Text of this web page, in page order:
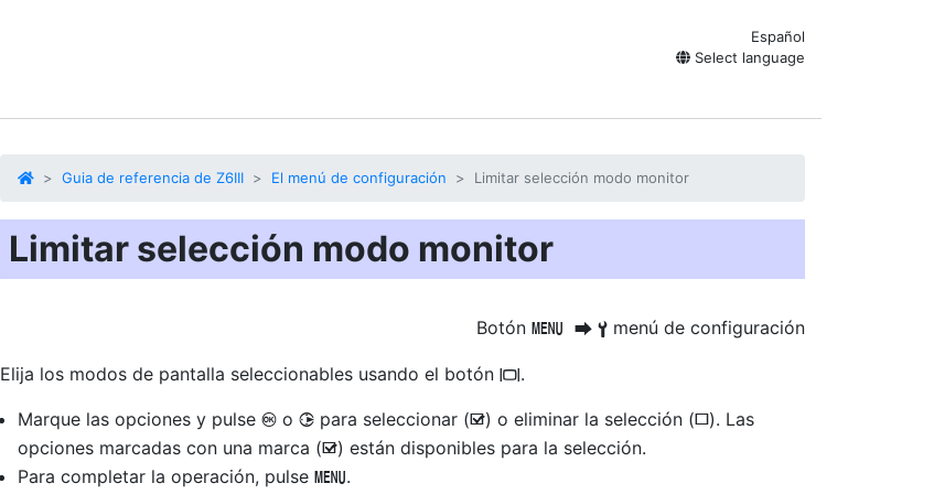
Español
Select language
Guia de referencia de Z6III El menú de configuración Limitar selección modo monitor
Limitar selección modo monitor
Botón G U B menú de configuración
Elija los modos de pantalla seleccionables usando el botón M .
Marque las opciones y pulse J o 2 para seleccionar (M) o eliminar la selección (U). Las
opciones marcadas con una marca (M) están disponibles para la selección.
Para completar la operación, pulse G.